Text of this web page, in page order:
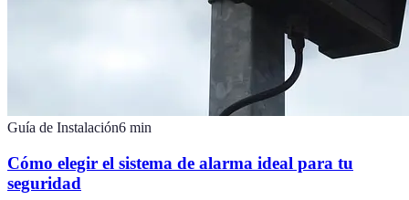
Guía de Instalación6 min
Cómo elegir el sistema de alarma ideal para tu
seguridad